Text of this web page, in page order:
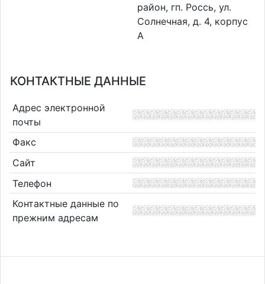
район, гп. Россь, ул.
Солнечная, д. 4, корпус
А
КОНТАКТНЫЕ ДАННЫЕ
Адрес электронной
почты
Факс
Сайт
Телефон
Контактные данные по
прежним адресам